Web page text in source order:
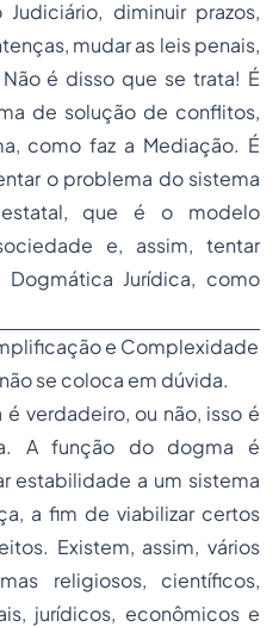
diminuir prazos,
mudar as leis penais,
é disso que se trata! É
de solução de conflitos,
como faz a Mediação. É
o problema do sistema
que é o modelo
e, assim, tentar
Jurídica, como
e Complexidade
se coloca em dúvida.
verdadeiro, ou não, isso é
A função do dogma é
estabilidade a um sistema
a fim de viabilizar certos
Existem, assim, vários
religiosos, científicos,
jurídicos, econômicos e